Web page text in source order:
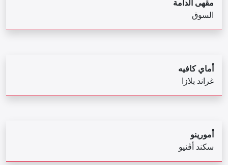
مقهى الدامة
السوق
أماي كافيه
غراند بلازا
أمورينو
سكند أڤنيو